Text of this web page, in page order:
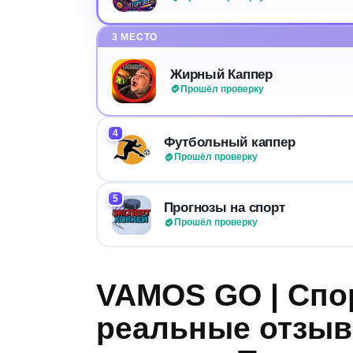
3 МЕСТО
Жирный Каппер
Прошёл проверку
4
Футбольный каппер
Прошёл проверку
5
Прогнозы на спорт
Прошёл проверку
VAMOS GO |
реальные